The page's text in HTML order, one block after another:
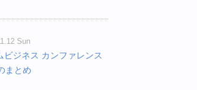
Sun
ビジネス カンファレンス
まとめ